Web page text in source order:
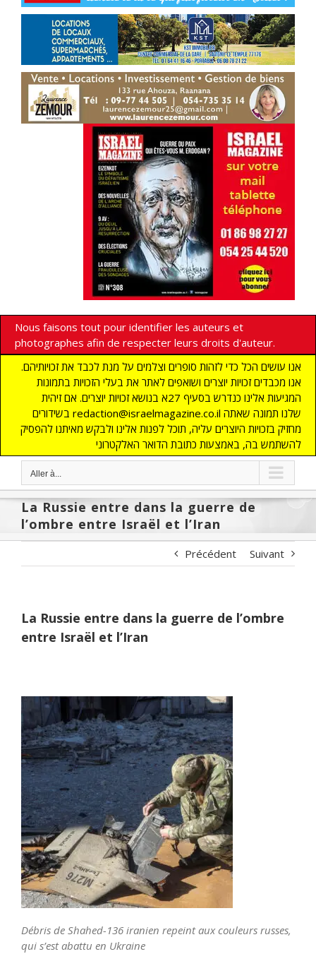
Nous faisons tout pour identifier les auteurs et
photographes afin de respecter leurs droits d'auteur.
אנו עושים הכל כדי לזהות סופרים וצלמים על מנת לכבד את זכויותיהם.
אנו מכבדים זכויות יוצרים ושואפים לאתר את בעלי הזכויות בתמונות
המגיעות אלינו כנדרש בסעיף 27א בנושא זכויות יוצרים. אם זיהית
בשידורים redaction@israelmagazine.co.il שלנו תמונה שאתה
מחזיק בזכויות היוצרים עליה, תוכל לפנות אלינו ולבקש מאיתנו להפסיק
להשתמש בה, באמצעות כתובת הדואר האלקטרוני
Aller à...
La Russie entre dans la guerre de
l’ombre entre Israël et l’Iran
Précédent Suivant
La Russie entre dans la guerre de l’ombre
entre Israël et l’Iran
Débris de Shahed-136 iranien repeint aux couleurs russes,
qui s’est abattu en Ukraine